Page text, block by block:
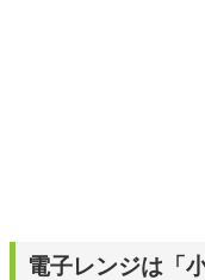
電子レンジは「